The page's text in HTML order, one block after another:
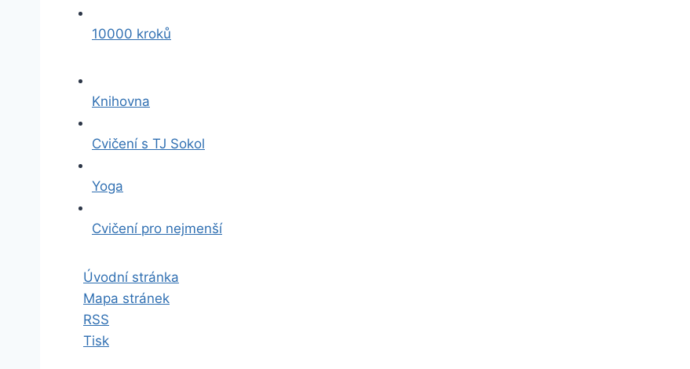
10000 kroků
Knihovna
Cvičení s TJ Sokol
Yoga
Cvičení pro nejmenší
Úvodní stránka
Mapa stránek
RSS
Tisk